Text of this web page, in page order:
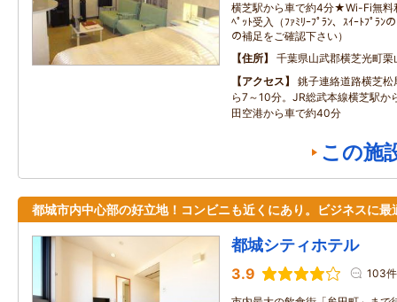
横芝駅から車で約4分★Wi-Fi無
ﾍﾟｯﾄ受入（ﾌｧﾐﾘｰﾌﾟﾗﾝ、ｽｲｰﾄﾌﾟﾗﾝ
の補足をご確認下さい）
住所
千葉県山武郡横芝光町栗
アクセス
銚子連絡道路横芝
ら7～10分。JR総武本線横芝駅か
田空港から車で約40分
この施
都城市内中心部の好立地！コンビニも近くにあり。ビジネスに最
都城シティホテル
3.9 103件